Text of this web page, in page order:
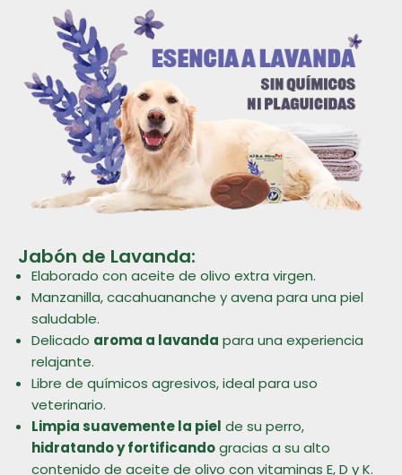
Jabón de Lavanda:
Elaborado con aceite de olivo extra virgen.
Manzanilla, cacahuananche y avena para una piel
saludable.
Delicado aroma a lavanda para una experiencia
relajante.
Libre de químicos agresivos, ideal para uso
veterinario.
Limpia suavemente la piel de su perro,
hidratando y fortificandogracias a su alto
contenido de aceite de olivo con vitaminas E, D y K.